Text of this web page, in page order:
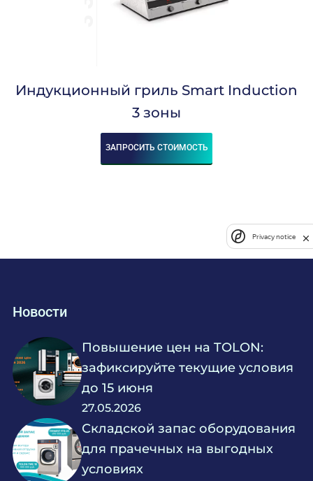
Индукционный гриль Smart Induction
3 зоны
ЗАПРОСИТЬ СТОИМОСТЬ
Новости
Повышение цен на TOLON:
зафиксируйте текущие условия
до 15 июня
27.05.2026
Складской запас оборудования
для прачечных на выгодных
условиях
Privacy notice